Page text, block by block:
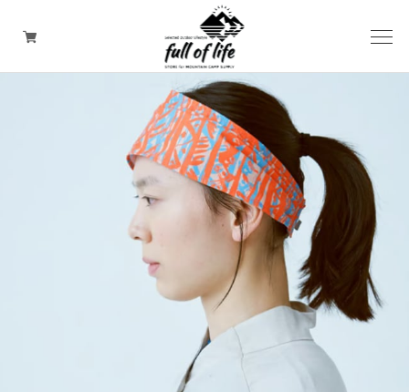
CAMPING GOODS
CLOTHING/ Outdoor WEAR